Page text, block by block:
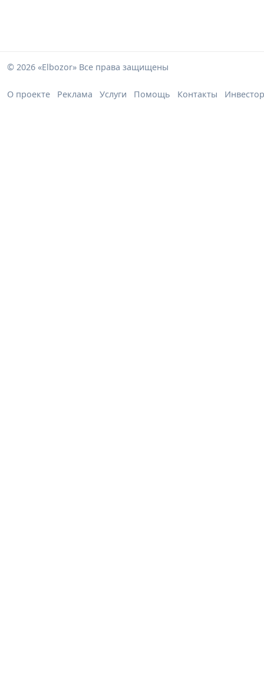
© 2026 «Elbozor» Все права защищены
О проекте Реклама Услуги Помощь Контакты